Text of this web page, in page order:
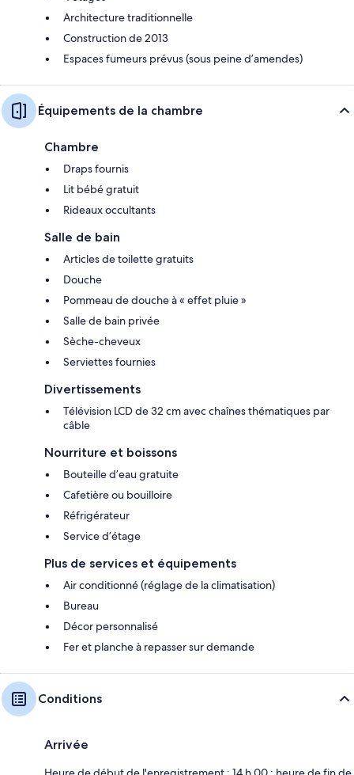
Architecture traditionnelle
Construction de 2013
Espaces fumeurs prévus (sous peine d’amendes)
Équipements de la chambre
Chambre
Draps fournis
Lit bébé gratuit
Rideaux occultants
Salle de bain
Articles de toilette gratuits
Douche
Pommeau de douche à « effet pluie »
Salle de bain privée
Sèche-cheveux
Serviettes fournies
Divertissements
Télévision LCD de 32 cm avec chaînes thématiques par
câble
Nourriture et boissons
Bouteille d’eau gratuite
Cafetière ou bouilloire
Réfrigérateur
Service d’étage
Plus de services et équipements
Air conditionné (réglage de la climatisation)
Bureau
Décor personnalisé
Fer et planche à repasser sur demande
Conditions
Arrivée